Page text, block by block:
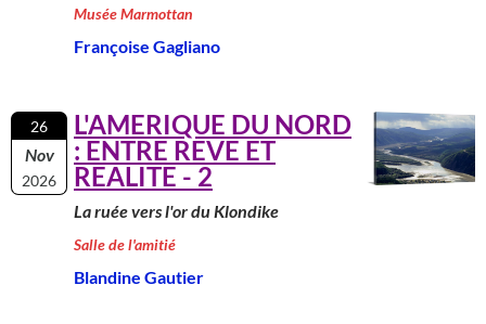
Musée Marmottan
Françoise Gagliano
26
Nov
2026
L'AMERIQUE DU NORD
: ENTRE REVE ET
REALITE - 2
La ruée vers l'or du Klondike
Salle de l'amitié
Blandine Gautier